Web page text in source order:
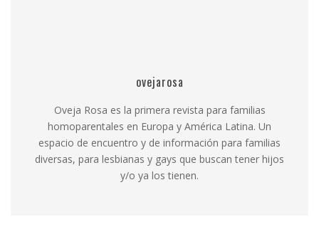
ovejarosa
Oveja Rosa es la primera revista para familias
homoparentales en Europa y América Latina. Un
espacio de encuentro y de información para familias
diversas, para lesbianas y gays que buscan tener hijos
y/o ya los tienen.